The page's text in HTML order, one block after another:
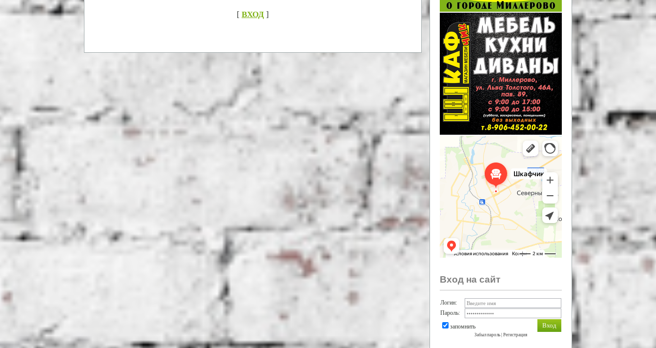
[ ВХОД ]
Вход на сайт
Логин:
Пароль:
запомнить
Забыл пароль Регистрация